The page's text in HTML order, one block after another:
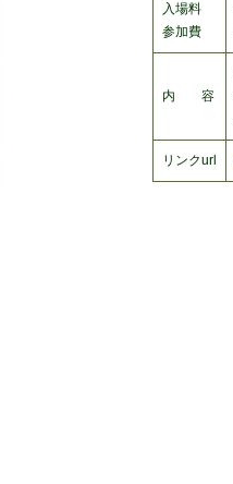
入場料
参加費
内 容
リンクurl